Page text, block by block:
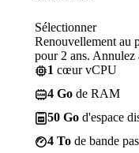
Sélectionner
Renouvellement au
pour 2 ans. Annulez
1 cœur vCPU
4 Go de RAM
50 Go d'espace
4 To de bande